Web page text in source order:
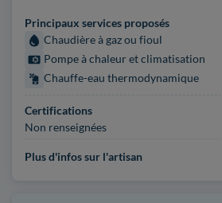
Principaux services proposés
Chaudière à gaz ou fioul
Pompe à chaleur et climatisation
Chauffe-eau thermodynamique
Certifications
Non renseignées
Plus d'infos sur l'artisan